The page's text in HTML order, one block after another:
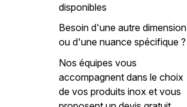
disponibles
Besoin d'une autre dimension
ou d'une nuance spécifique ?
Nos équipes vous
accompagnent dans le choix
de vos produits inox et vous